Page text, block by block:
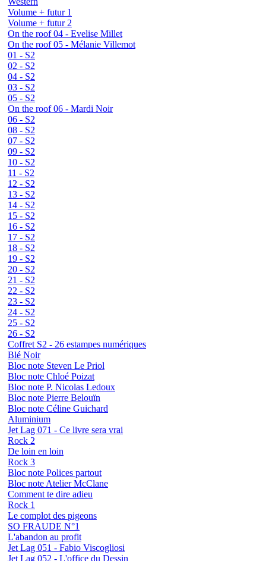
Volume + futur 1
Volume + futur 2
On the roof 04 - Evelise Millet
On the roof 05 - Mélanie Villemot
01 - S2
02 - S2
04 - S2
03 - S2
05 - S2
On the roof 06 - Mardi Noir
06 - S2
08 - S2
07 - S2
09 - S2
10 - S2
11 - S2
12 - S2
13 - S2
14 - S2
15 - S2
16 - S2
17 - S2
18 - S2
19 - S2
20 - S2
21 - S2
22 - S2
23 - S2
24 - S2
25 - S2
26 - S2
Coffret S2 - 26 estampes numériques
Blé Noir
Bloc note Steven Le Priol
Bloc note Chloé Poizat
Bloc note P. Nicolas Ledoux
Bloc note Pierre Belouïn
Bloc note Céline Guichard
Aluminium
Jet Lag 071 - Ce livre sera vrai
Rock 2
De loin en loin
Rock 3
Bloc note Polices partout
Bloc note Atelier McClane
Comment te dire adieu
Rock 1
Le complot des pigeons
SO FRAUDE N°1
L'abandon au profit
Jet Lag 051 - Fabio Viscogliosi
Jet Lag 052 - L'office du Dessin